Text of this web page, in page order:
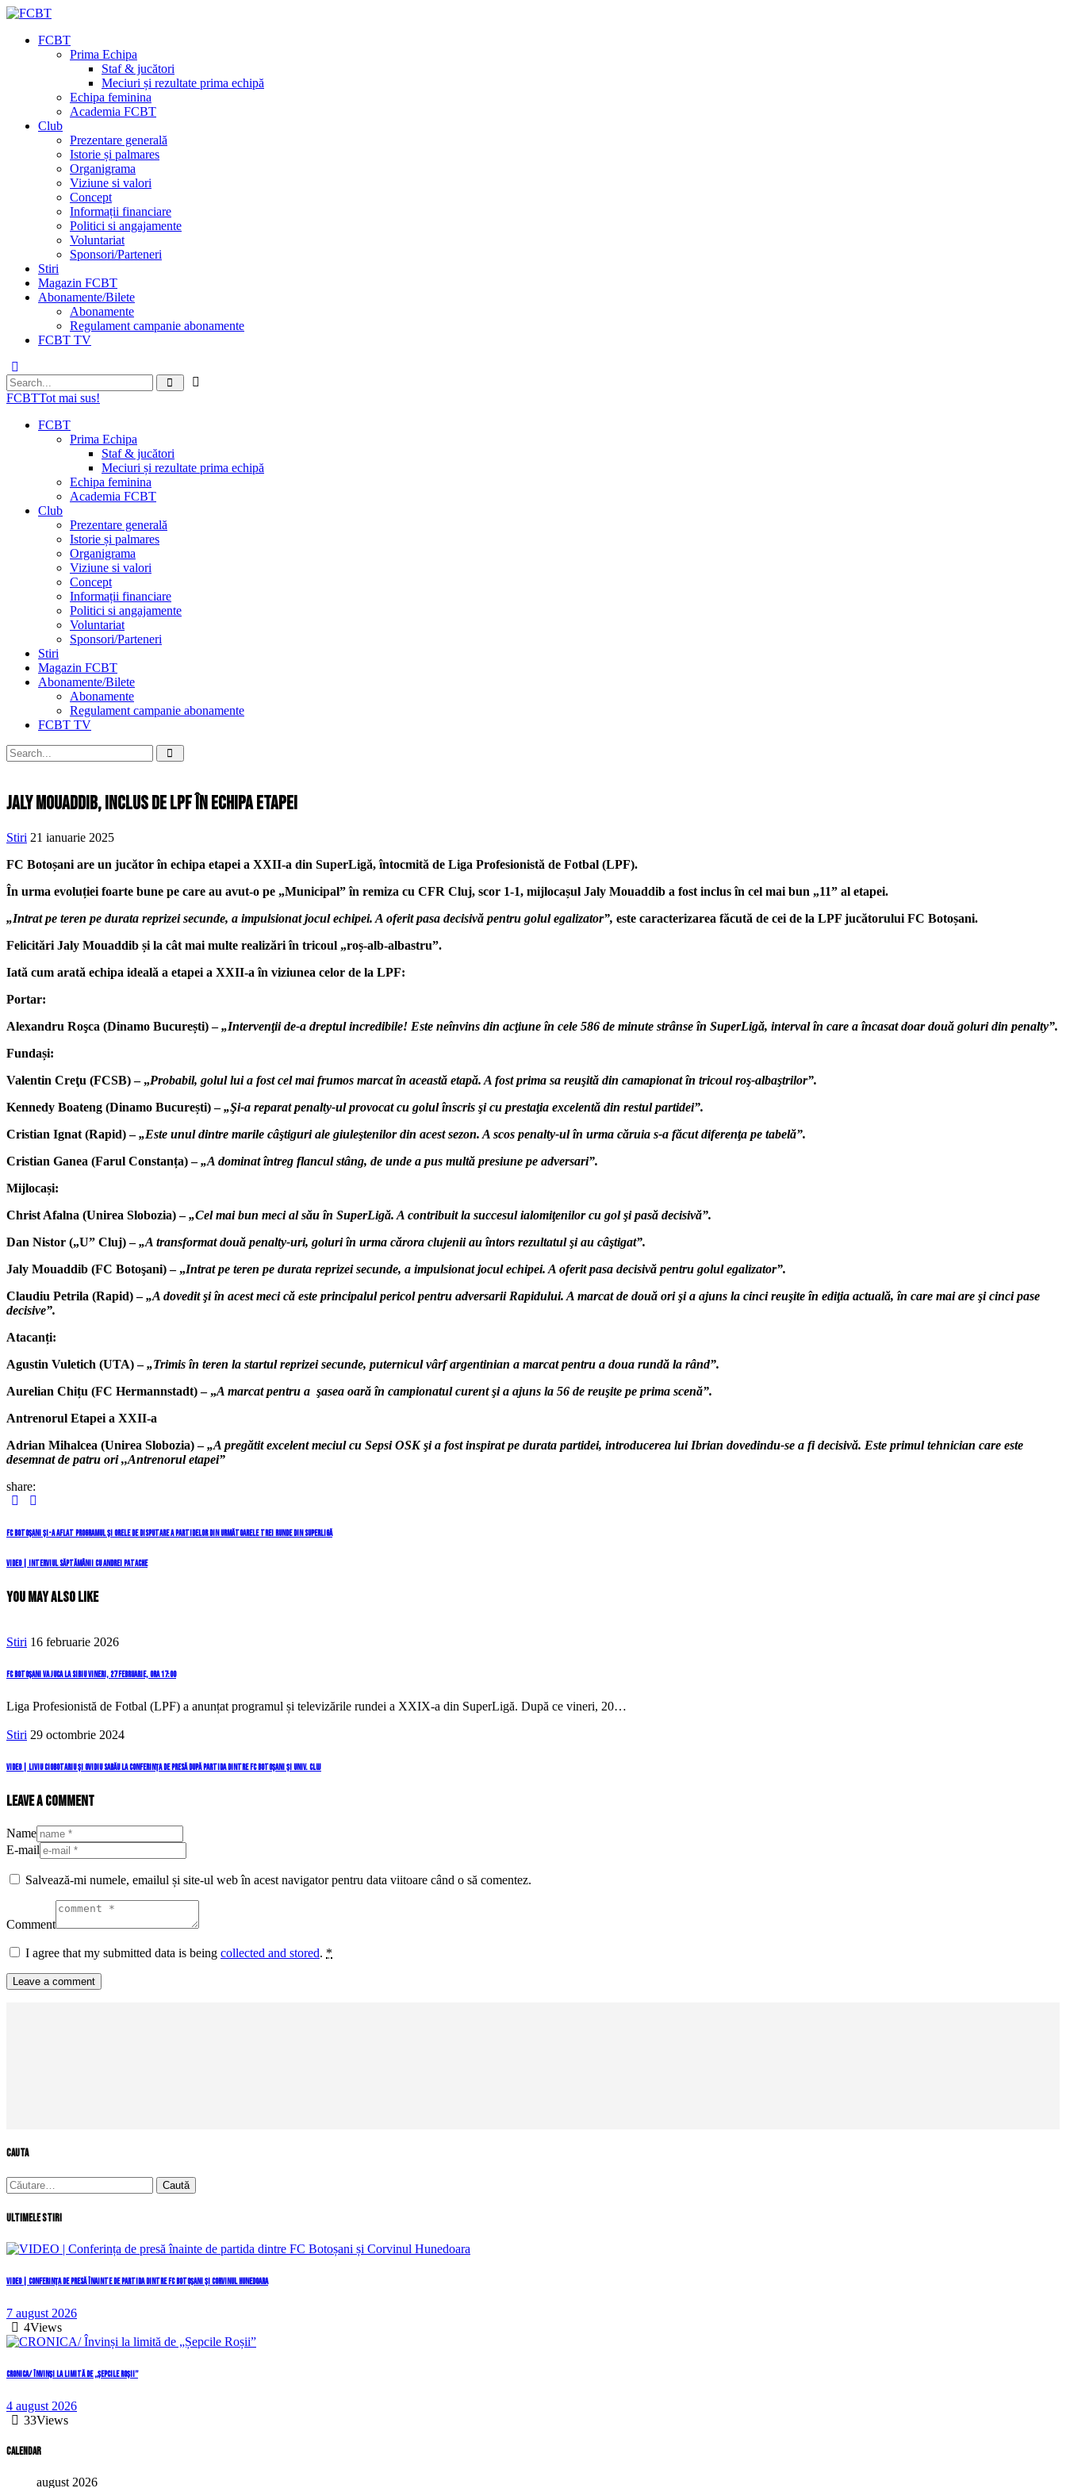
FCBT
Prima Echipa
Staf & jucători
Meciuri și rezultate prima echipă
Echipa feminina
Academia FCBT
Club
Prezentare generală
Istorie și palmares
Organigrama
Viziune si valori
Concept
Informații financiare
Politici si angajamente
Voluntariat
Sponsori/Parteneri
Stiri
Magazin FCBT
Abonamente/Bilete
Abonamente
Regulament campanie abonamente
FCBT TV
FCBTTot mai sus!
FCBT
Prima Echipa
Staf & jucători
Meciuri și rezultate prima echipă
Echipa feminina
Academia FCBT
Club
Prezentare generală
Istorie și palmares
Organigrama
Viziune si valori
Concept
Informații financiare
Politici si angajamente
Voluntariat
Sponsori/Parteneri
Stiri
Magazin FCBT
Abonamente/Bilete
Abonamente
Regulament campanie abonamente
FCBT TV
Jaly Mouaddib, inclus de LPF în echipa etapei
Stiri 21 ianuarie 2025
FC Botoșani are un jucător în echipa etapei a XXII-a din SuperLigă, întocmită de Liga Profesionistă de Fotbal (LPF).
În urma evoluției foarte bune pe care au avut-o pe „Municipal” în remiza cu CFR Cluj, scor 1-1, mijlocașul Jaly Mouaddib a fost inclus în cel mai bun „11” al etapei.
„Intrat pe teren pe durata reprizei secunde, a impulsionat jocul echipei. A oferit pasa decisivă pentru golul egalizator”, este caracterizarea făcută de cei de la LPF jucătorului FC Botoșani.
Felicitări Jaly Mouaddib și la cât mai multe realizări în tricoul „roș-alb-albastru”.
Iată cum arată echipa ideală a etapei a XXII-a în viziunea celor de la LPF:
Portar:
Alexandru Roşca (Dinamo București) –„Intervenţii de-a dreptul incredibile! Este neînvins din acţiune în cele 586 de minute strânse în SuperLigă, interval în care a încasat doar două goluri din penalty”.
Fundași:
Valentin Creţu (FCSB) – „Probabil, golul lui a fost cel mai frumos marcat în această etapă. A fost prima sa reuşită din camapionat în tricoul roş-albaştrilor”.
Kennedy Boateng (Dinamo București) –„Şi-a reparat penalty-ul provocat cu golul înscris şi cu prestaţia excelentă din restul partidei”.
Cristian Ignat (Rapid) –„Este unul dintre marile câştiguri ale giuleştenilor din acest sezon. A scos penalty-ul în urma căruia s-a făcut diferenţa pe tabelă”.
Cristian Ganea (Farul Constanța) –„A dominat întreg flancul stâng, de unde a pus multă presiune pe adversari”.
Mijlocași:
Christ Afalna (Unirea Slobozia) –„Cel mai bun meci al său în SuperLigă. A contribuit la succesul ialomiţenilor cu gol şi pasă decisivă”.
Dan Nistor („U” Cluj) –„A transformat două penalty-uri, goluri în urma cărora clujenii au întors rezultatul şi au câştigat”.
Jaly Mouaddib (FC Botoşani) – „Intrat pe teren pe durata reprizei secunde, a impulsionat jocul echipei. A oferit pasa decisivă pentru golul egalizator”.
Claudiu Petrila (Rapid) –„A dovedit şi în acest meci că este principalul pericol pentru adversarii Rapidului. A marcat de două ori şi a ajuns la cinci reuşite în ediţia actuală, în care mai are şi cinci pase
decisive”.
Atacanți:
Agustin Vuletich (UTA) –„Trimis în teren la startul reprizei secunde, puternicul vârf argentinian a marcat pentru a doua rundă la rând”.
Aurelian Chițu (FC Hermannstadt) – „A marcat pentru a şasea oară în campionatul curent şi a ajuns la 56 de reuşite pe prima scenă”.
Antrenorul Etapei a XXII-a
Adrian Mihalcea (Unirea Slobozia) –„A pregătit excelent meciul cu Sepsi OSK şi a fost inspirat pe durata partidei, introducerea lui Ibrian dovedindu-se a fi decisivă. Este primul tehnician care este
desemnat de patru ori ,,Antrenorul etapei”
share:
Navigare
în
Previous
FC Botoșani și-a aflat programul și orele de disputare a partidelor din următoarele trei runde din SuperLigă
Next
VIDEO | Interviul săptămânii cu Andrei Patache
You May Also Like
Stiri 16 februarie 2026
FC Botoșani va juca la Sibiu vineri, 27 februarie, ora 17:00
Liga Profesionistă de Fotbal (LPF) a anunțat programul și televizările rundei a XXIX-a din SuperLigă. După ce vineri, 20…
Stiri 29 octombrie 2024
VIDEO | Liviu Ciobotariu și Ovidiu Sabău la conferința de presă după partida dintre FC Botoșani și Univ. Cluj
Leave a comment
Name
E-mail
Salvează-mi numele, emailul și site-ul web în acest navigator pentru data viitoare când o să comentez.
Comment
I agree that my submitted data is being collected and stored. *
cauta
Caută
după:
Ultimele stiri
VIDEO | Conferința de presă înainte de partida dintre FC Botoșani și Corvinul Hunedoara
7 august 2026
4Views
CRONICA/ Învinși la limită de „Șepcile Roșii”
4 august 2026
33Views
Calendar
august 2026